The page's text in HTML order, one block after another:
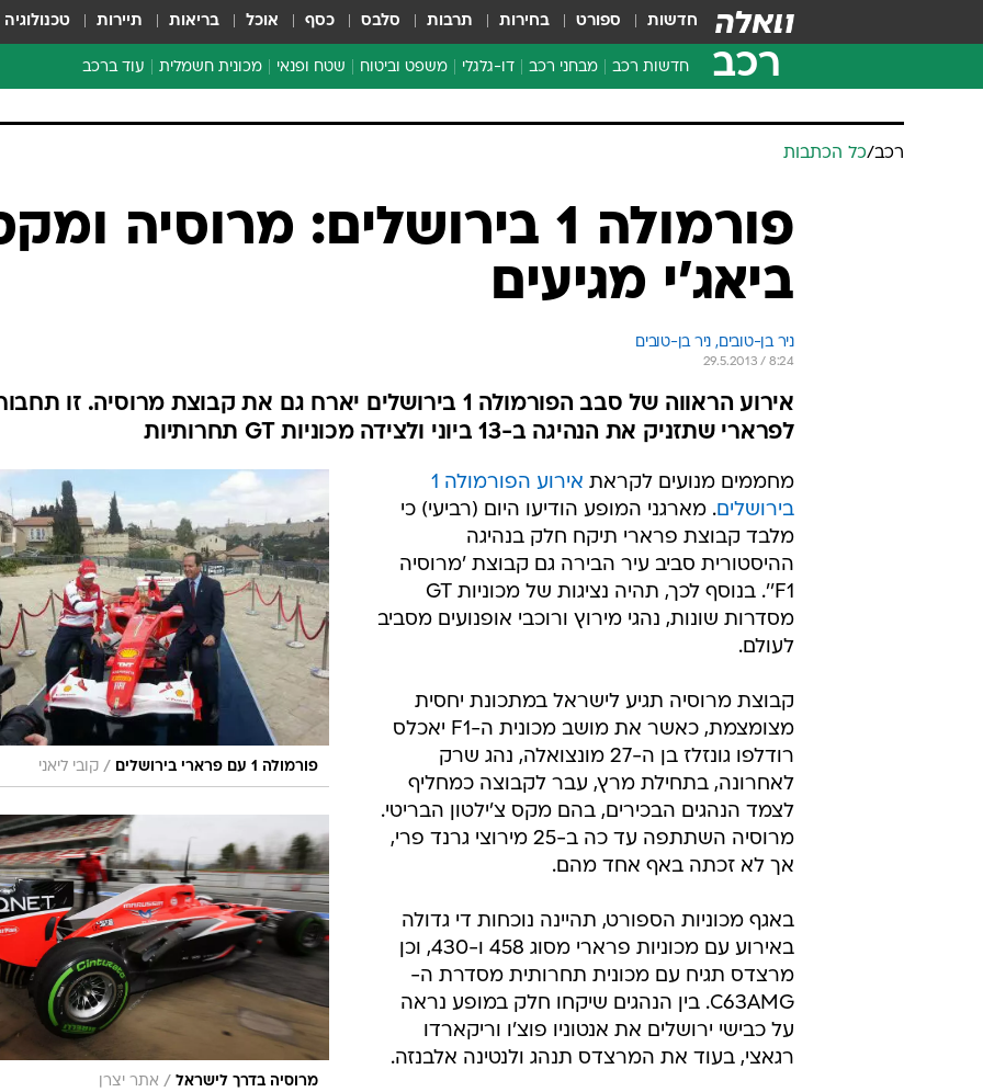
חדשות ספורט בחירות תרבות סלבס כסף אוכל בריאות תיירות טכנולוגיה
רכב חדשות רכב מבחני רכב דו-גלגלי משפט וביטוח שטח ופנאי מכונית חשמלית עוד ברכב
מבחנים ארוכי טווח
ספורט מוטורי
צרכנות
טכנולוגיה
בטיחות
סדנאות ושיפורים
דעות
כל הכתבות
ארכיון מדורים
כתבו לנו
אביזרים לרכב
רכב/כל הכתבות
פורמולה 1 בירושלים: מרוסיה
ביאג'י מגיעים
ניר בן-טובים, ניר בן-טובים
29.5.2013 / 8:24
אירוע הראווה של סבב הפורמולה 1 בירושלים יארח גם את קבוצת מרוסיה. זו
לפרארי שתזניק את הנהיגה ב-13 ביוני ולצידה מכוניות GT תחרותיות
פורמולה 1 עם פרארי בירושלים / קובי ליאני
מרוסיה בדרך לישראל / אתר יצרן
מחממים מנועים לקראת
אירוע הפורמולה 1
בירושלים. מארגני המופע הודיעו היום (רביעי) כי
מלבד קבוצת פרארי תיקח חלק בנהיגה
ההיסטורית סביב עיר הבירה גם קבוצת 'מרוסיה
F1''. בנוסף לכך, תהיה נציגות של מכוניות GT
מסדרות שונות, נהגי מירוץ ורוכבי אופנועים מסביב
לעולם.
קבוצת מרוסיה תגיע לישראל במתכונת יחסית
מצומצמת, כאשר את מושב מכונית ה-F1 יאכלס
רודלפו גונזלז בן ה-27 מונצואלה, נהג שרק
לאחרונה, בתחילת מרץ, עבר לקבוצה כמחליף
לצמד הנהגים הבכירים, בהם מקס צ'ילטון הבריטי.
מרוסיה השתתפה עד כה ב-25 מירוצי גרנד פרי,
אך לא זכתה באף אחד מהם.
באגף מכוניות הספורט, תהיינה נוכחות די גדולה
באירוע עם מכוניות פרארי מסוג 458 ו-430, וכן
מרצדס תגיח עם מכונית תחרותית מסדרת ה-
C63AMG. בין הנהגים שיקחו חלק במופע נראה
על כבישי ירושלים את אנטוניו פוצ'ו וריקארדו
רגאצי, בעוד את המרצדס תנהג ולנטינה אלבנזה.